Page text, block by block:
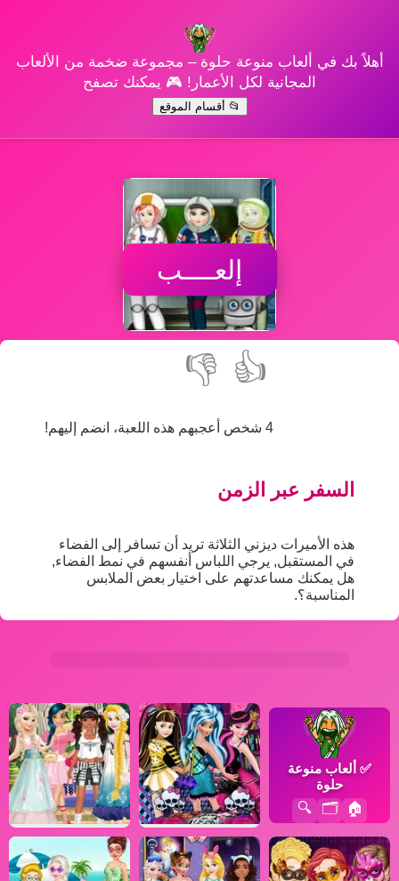
أهلاً بك في ألعاب منوعة حلوة – مجموعة ضخمة من الألعاب
المجانية لكل الأعمار! 🎮 يمكنك تصفح
📂 أقسام الموقع
إلعــــب
👍
👎
4 شخص أعجبهم هذه اللعبة، انضم إليهم!
السفر عبر الزمن
هذه الأميرات ديزني الثلاثة تريد أن تسافر إلى الفضاء
في المستقبل, يرجي اللباس أنفسهم في نمط الفضاء,
هل يمكنك مساعدتهم على اختيار بعض الملابس
المناسبة؟.
✅ ألعاب منوعة
حلوة
🏠
🗂️
🔍